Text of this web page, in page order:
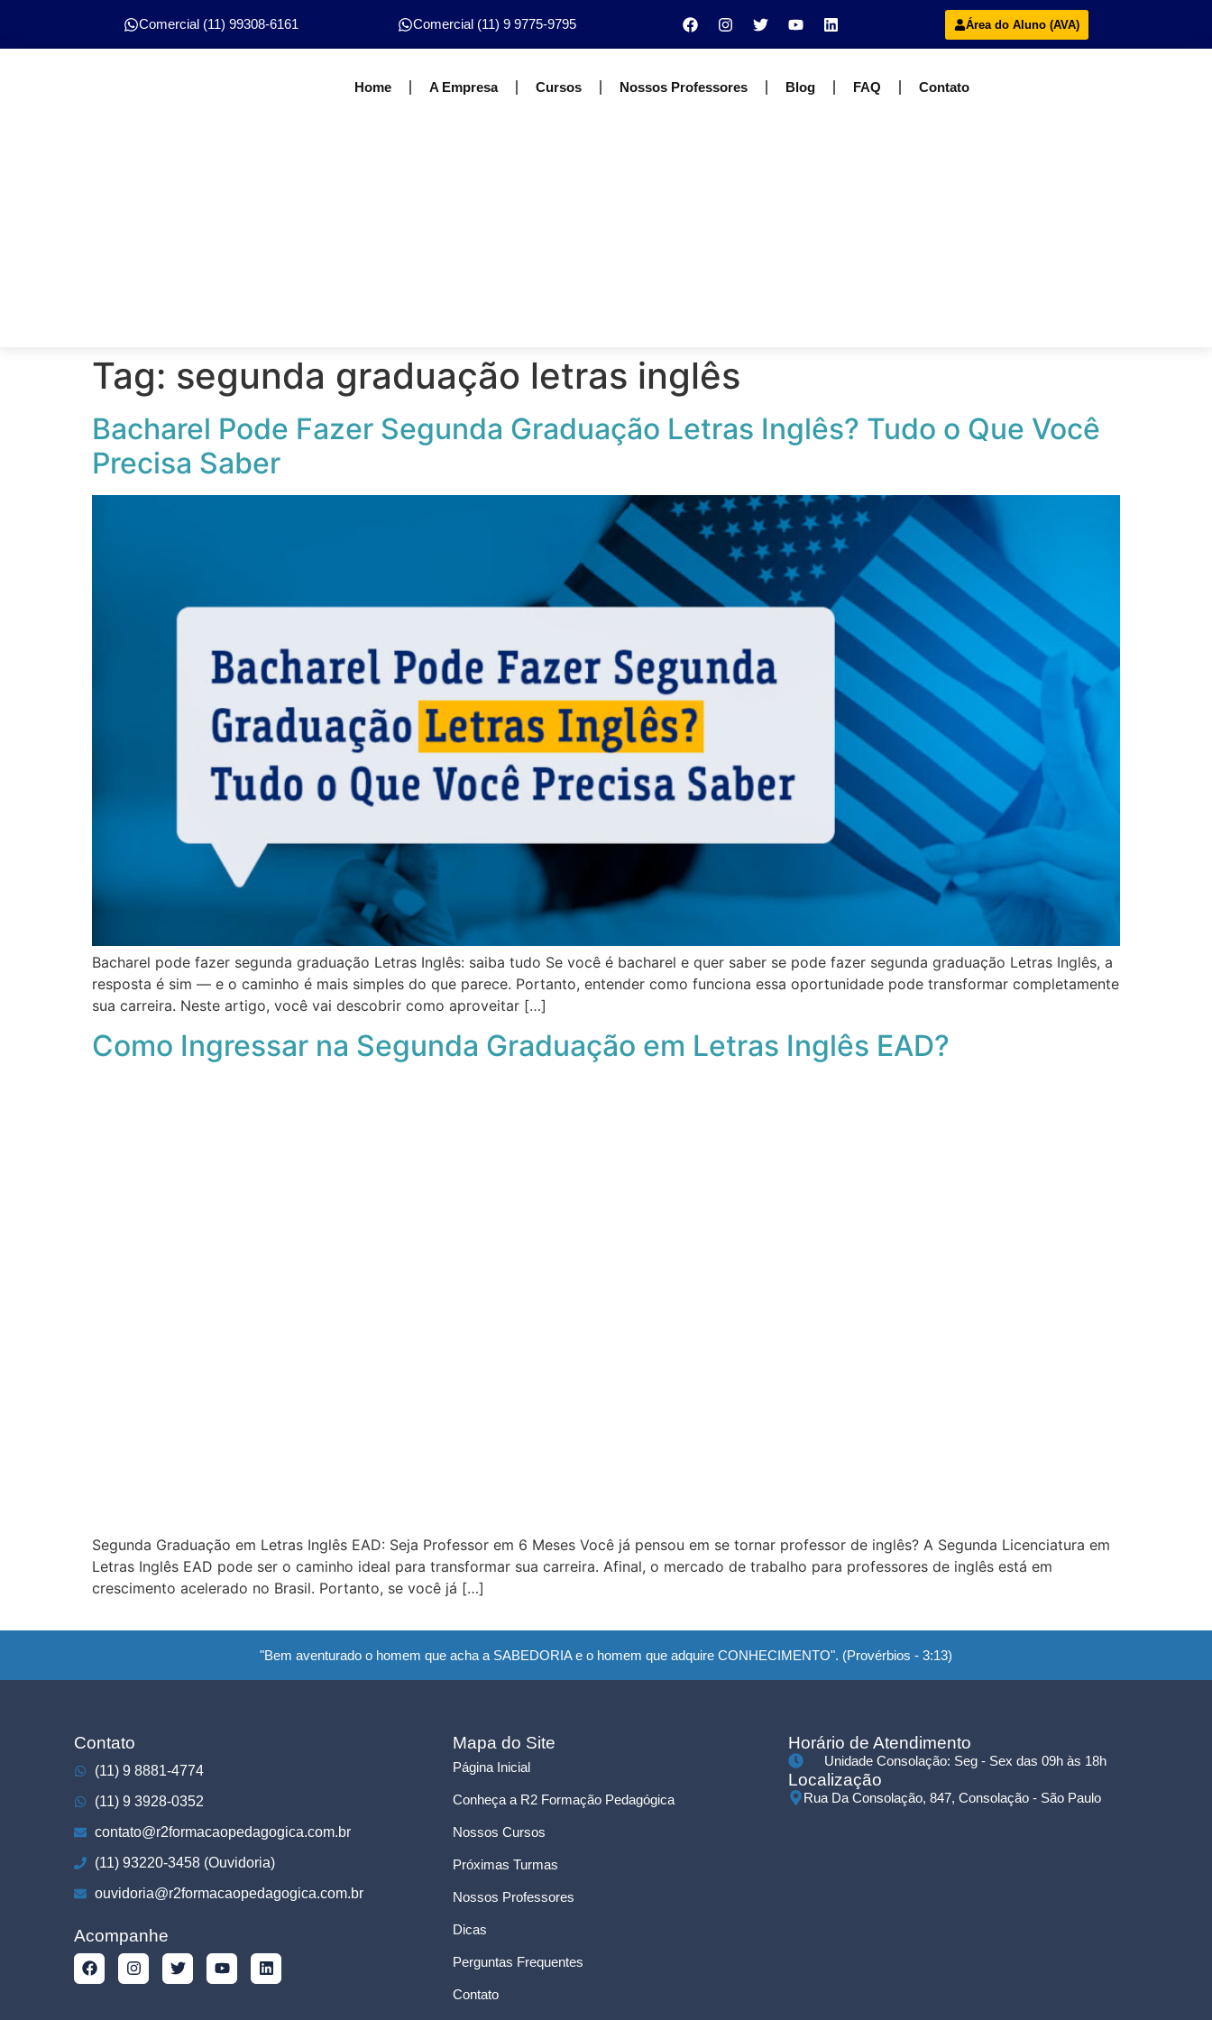
Comercial (11) 99308-6161 Comercial (11) 9 9775-9795 Área do Aluno (AVA)
Home A Empresa Cursos Nossos Professores Blog FAQ Contato
Tag: segunda graduação letras inglês
Bacharel Pode Fazer Segunda Graduação Letras Inglês? Tudo o Que Você
Precisa Saber
Bacharel pode fazer segunda graduação Letras Inglês: saiba tudo Se você é bacharel e quer saber se pode fazer segunda graduação Letras Inglês, a
resposta é sim — e o caminho é mais simples do que parece. Portanto, entender como funciona essa oportunidade pode transformar completamente
sua carreira. Neste artigo, você vai descobrir como aproveitar […]
Como Ingressar na Segunda Graduação em Letras Inglês EAD?
Segunda Graduação em Letras Inglês EAD: Seja Professor em 6 Meses Você já pensou em se tornar professor de inglês? A Segunda Licenciatura em
Letras Inglês EAD pode ser o caminho ideal para transformar sua carreira. Afinal, o mercado de trabalho para professores de inglês está em
crescimento acelerado no Brasil. Portanto, se você já […]
"Bem aventurado o homem que acha a SABEDORIA e o homem que adquire CONHECIMENTO". (Provérbios - 3:13)
Contato
(11) 9 8881-4774
(11) 9 3928-0352
contato@r2formacaopedagogica.com.br
(11) 93220-3458 (Ouvidoria)
ouvidoria@r2formacaopedagogica.com.br
Acompanhe
Mapa do Site
Página Inicial
Conheça a R2 Formação Pedagógica
Nossos Cursos
Próximas Turmas
Nossos Professores
Dicas
Perguntas Frequentes
Contato
Horário de Atendimento
Unidade Consolação: Seg - Sex das 09h às 18h
Localização
Rua Da Consolação, 847, Consolação - São Paulo